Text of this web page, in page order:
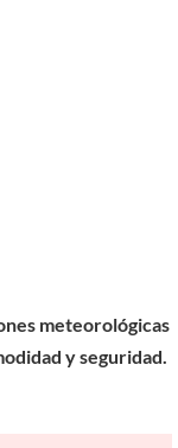
meteorológicas
y seguridad.